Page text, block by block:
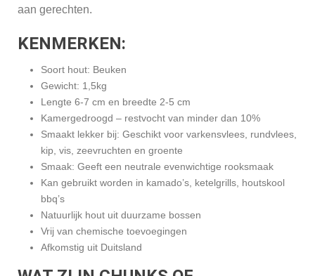
aan gerechten.
KENMERKEN:
Soort hout: Beuken
Gewicht: 1,5kg
Lengte 6-7 cm en breedte 2-5 cm
Kamergedroogd – restvocht van minder dan 10%
Smaakt lekker bij: Geschikt voor varkensvlees, rundvlees,
kip, vis, zeevruchten en groente
Smaak: Geeft een neutrale evenwichtige rooksmaak
Kan gebruikt worden in kamado’s, ketelgrills, houtskool
bbq’s
Natuurlijk hout uit duurzame bossen
Vrij van chemische toevoegingen
Afkomstig uit Duitsland